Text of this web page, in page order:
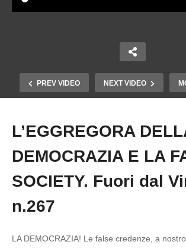
PREV VIDEO NEXT VIDEO
Copy Embed Code
Virus n.319.SP
L’EGGREGORA
DEMOCRAZIA E LA
SOCIETY. Fuori dal
n.267
LA DEMOCRAZIA! Le false credenze, a